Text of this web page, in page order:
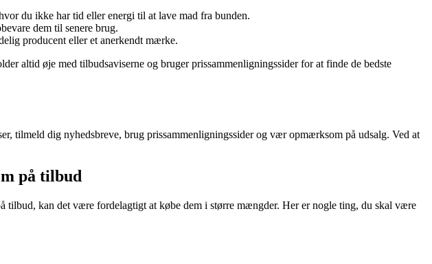
du ikke har tid eller energi til at lave mad fra bunden.
dem til senere brug.
producent eller et anerkendt mærke.
altid øje med tilbudsaviserne og bruger prissammenligningssider for at finde de bedste
tilmeld dig nyhedsbreve, brug prissammenligningssider og vær opmærksom på udsalg. Ved at
på tilbud
kan det være fordelagtigt at købe dem i større mængder. Her er nogle ting, du skal være